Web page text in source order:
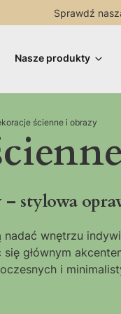
Sprawdź
Nasze produkty
ścienne i obrazy
stylowa
nadać wnętrzu
głównym
i